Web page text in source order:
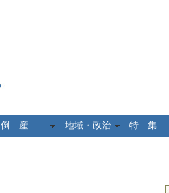
倒 産 地域・政治 特 集